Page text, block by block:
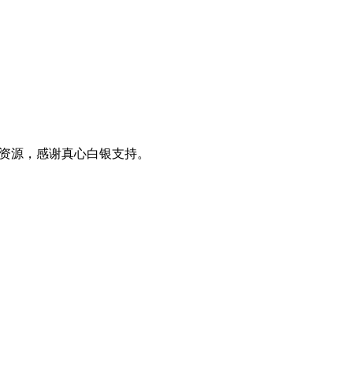
源，感谢真心白银支持。